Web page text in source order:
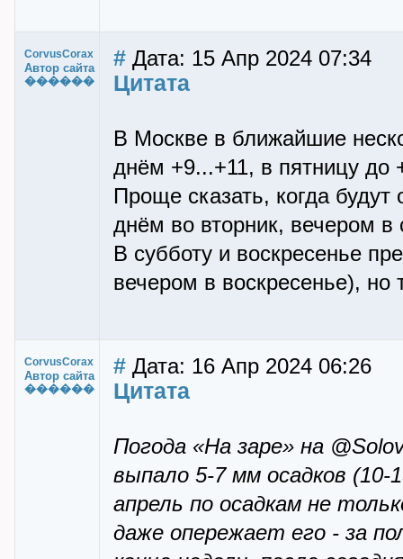
CorvusCorax
Автор сайта
������
# Дата: 15 Апр 2024 07:34
Цитата
В Москве в ближайшие
днём +9...+11, в пятницу до
Проще сказать, когда будут
днём во вторник, вечером в
В субботу и воскресенье
вечером в воскресенье),
CorvusCorax
Автор сайта
������
# Дата: 16 Апр 2024 06:26
Цитата
Погода «На заре» на
выпало 5-7 мм осадков
апрель по осадкам не
даже опережает его - за